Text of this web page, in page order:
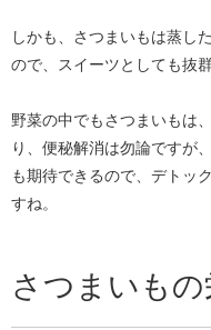
しかも、さつまいもは蒸し
ので、スイーツとしても抜
野菜の中でもさつまいもは
り、便秘解消は勿論ですが
も期待できるので、デトッ
すね。
さつまいも